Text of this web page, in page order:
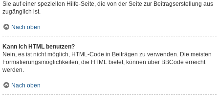
Sie auf einer speziellen Hilfe-Seite, die von der Seite zur Beitragserstellung aus
zugänglich ist.
Nach oben
Kann ich HTML benutzen?
Nein, es ist nicht möglich, HTML-Code in Beiträgen zu verwenden. Die meisten
Formatierungsmöglichkeiten, die HTML bietet, können über BBCode erreicht
werden.
Nach oben